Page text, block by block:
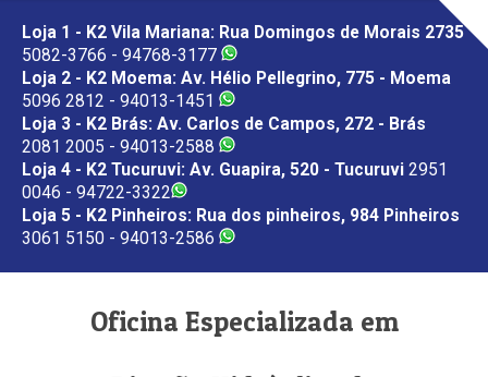
Loja 1 - K2 Vila Mariana: Rua Domingos de Morais 2735
5082-3766 - 94768-3177
Loja 2 - K2 Moema: Av. Hélio Pellegrino, 775 - Moema
5096 2812 - 94013-1451
Loja 3 - K2 Brás: Av. Carlos de Campos, 272 - Brás
2081 2005 - 94013-2588
Loja 4 - K2 Tucuruvi: Av. Guapira, 520 - Tucuruvi 2951
0046 - 94722-3322
Loja 5 - K2 Pinheiros: Rua dos pinheiros, 984 Pinheiros
3061 5150 - 94013-2586
Oficina Especializada em